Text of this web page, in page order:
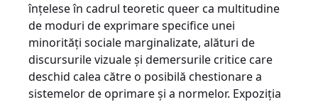
înțelese în cadrul teoretic queer ca multitudine
de moduri de exprimare specifice unei
minorități sociale marginalizate, alături de
discursurile vizuale și demersurile critice care
deschid calea către o posibilă chestionare a
sistemelor de oprimare și a normelor. Expoziția